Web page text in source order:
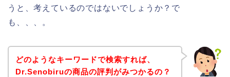
うと、考えているのではないでしょうか？で
も、、、。
どのようなキーワードで検索すれば、
Dr.Senobiruの商品の評判がみつかるの？